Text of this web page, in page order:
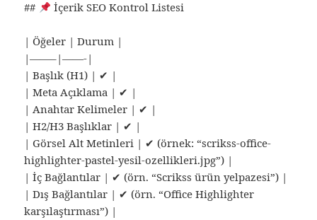
## İçerik SEO Kontrol Listesi
| Öğeler | Durum |
|——–|——-|
| Başlık (H1) | ✔ |
| Meta Açıklama | ✔ |
| Anahtar Kelimeler | ✔ |
| H2/H3 Başlıklar | ✔ |
| Görsel Alt Metinleri | ✔ (örnek: “scrikss-office-
highlighter-pastel-yesil-ozellikleri.jpg”) |
| İç Bağlantılar | ✔ (örn. “Scrikss ürün yelpazesi”) |
| Dış Bağlantılar | ✔ (örn. “Office Highlighter
karşılaştırması”) |